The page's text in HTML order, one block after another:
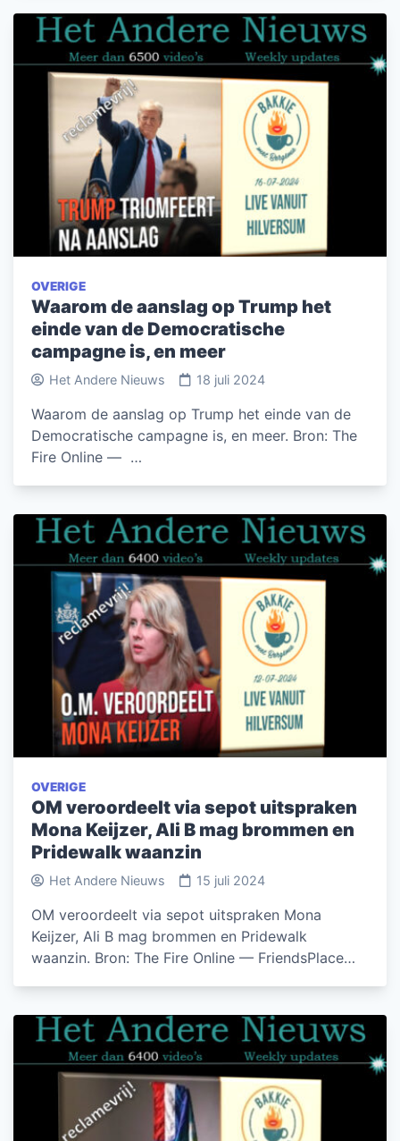
OVERIGE
Waarom de aanslag op Trump het
einde van de Democratische
campagne is, en meer
Het Andere Nieuws 18 juli 2024
Waarom de aanslag op Trump het einde van de
Democratische campagne is, en meer. Bron: The
Fire Online — …
OVERIGE
OM veroordeelt via sepot uitspraken
Mona Keijzer, Ali B mag brommen en
Pridewalk waanzin
Het Andere Nieuws 15 juli 2024
OM veroordeelt via sepot uitspraken Mona
Keijzer, Ali B mag brommen en Pridewalk
waanzin. Bron: The Fire Online — FriendsPlace…